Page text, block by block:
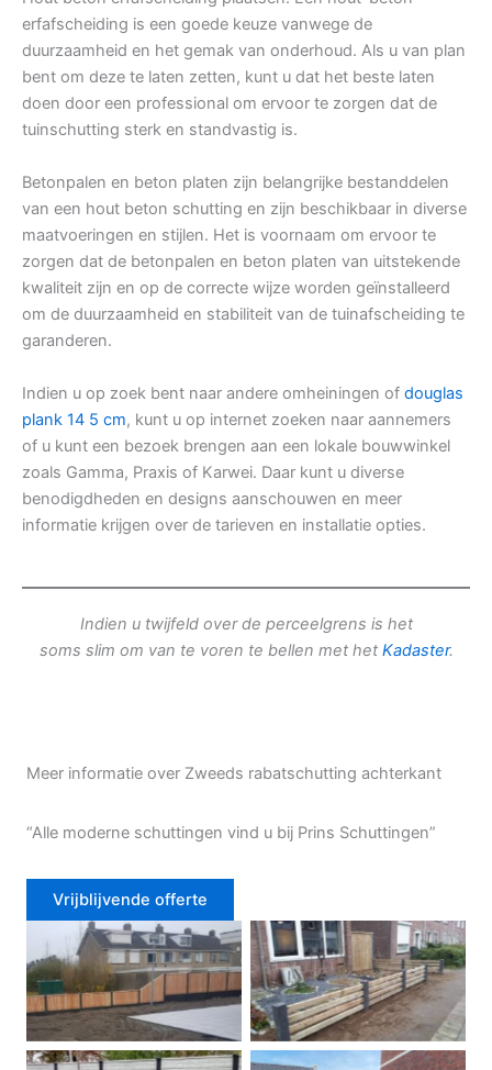
erfafscheiding is een goede keuze vanwege de
duurzaamheid en het gemak van onderhoud. Als u van plan
bent om deze te laten zetten, kunt u dat het beste laten
doen door een professional om ervoor te zorgen dat de
tuinschutting sterk en standvastig is.
Betonpalen en beton platen zijn belangrijke bestanddelen
van een hout beton schutting en zijn beschikbaar in diverse
maatvoeringen en stijlen. Het is voornaam om ervoor te
zorgen dat de betonpalen en beton platen van uitstekende
kwaliteit zijn en op de correcte wijze worden geïnstalleerd
om de duurzaamheid en stabiliteit van de tuinafscheiding te
garanderen.
Indien u op zoek bent naar andere omheiningen of douglas
plank 14 5 cm, kunt u op internet zoeken naar aannemers
of u kunt een bezoek brengen aan een lokale bouwwinkel
zoals Gamma, Praxis of Karwei. Daar kunt u diverse
benodigdheden en designs aanschouwen en meer
informatie krijgen over de tarieven en installatie opties.
Indien u twijfeld over de perceelgrens is het
soms slim om van te voren te bellen met het Kadaster.
Meer informatie over Zweeds rabatschutting achterkant
“Alle moderne schuttingen vind u bij Prins Schuttingen”
Vrijblijvende offerte
Douglas schutting Tuinhek voortuin